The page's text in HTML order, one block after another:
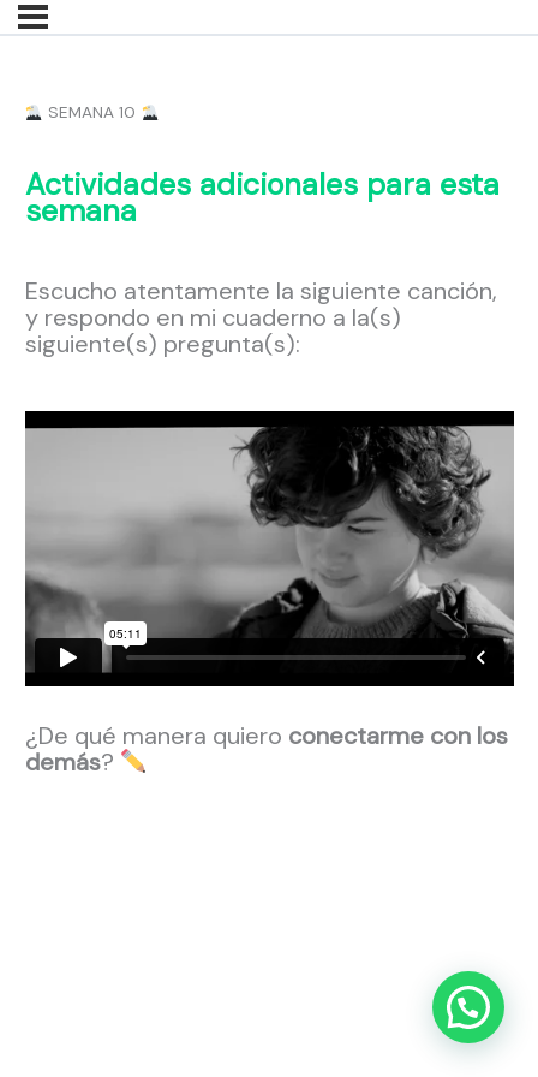
SEMANA 10
Actividades adicionales para esta
semana
Escucho atentamente la siguiente canción,
y respondo en mi cuaderno a la(s)
siguiente(s) pregunta(s):
¿De qué manera quiero conectarme con los
demás?